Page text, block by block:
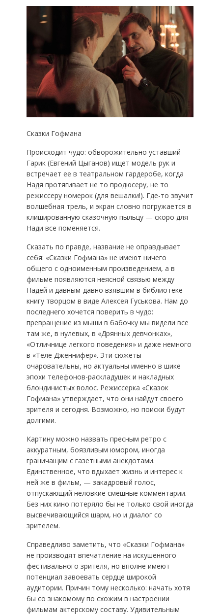
Сказки Гофмана
Происходит чудо: обворожительно уставший
Гарик (Евгений Цыганов) ищет модель рук и
встречает ее в театральном гардеробе, когда
Надя протягивает не то продюсеру, не то
режиссеру номерок (для вешалки!). Где-то звучит
волшебная трель, и экран словно погружается в
клишированную сказочную пыльцу — скоро для
Нади все поменяется.
Сказать по правде, название не оправдывает
себя: «Сказки Гофмана» не имеют ничего
общего с одноименным произведением, а в
фильме появляются неясной связью между
Надей и давным-давно взявшим в библиотеке
книгу творцом в виде Алексея Гуськова. Нам до
последнего хочется поверить в чудо:
превращение из мыши в бабочку мы видели все
там же, в нулевых, в «Дрянных девчонках»,
«Отличнице легкого поведения» и даже немного
в «Теле Дженнифер». Эти сюжеты
очаровательны, но актуальны именно в шике
эпохи телефонов-раскладушек и накладных
блондинистых волос. Режиссерка «Сказок
Гофмана» утверждает, что они найдут своего
зрителя и сегодня. Возможно, но поиски будут
долгими.
Картину можно назвать пресным ретро с
аккуратным, боязливым юмором, иногда
граничащим с газетными анекдотами.
Единственное, что вдыхает жизнь и интерес к
ней же в фильм, — закадровый голос,
отпускающий неловкие смешные комментарии.
Без них кино потеряло бы не только свой иногда
высвечивающийся шарм, но и диалог со
зрителем.
Справедливо заметить, что «Сказки Гофмана»
не производят впечатление на искушенного
фестивального зрителя, но вполне имеют
потенциал завоевать сердце широкой
аудитории. Причин тому несколько: начать хотя
бы со знакомому по схожим в настроении
фильмам актерскому составу. Удивительным